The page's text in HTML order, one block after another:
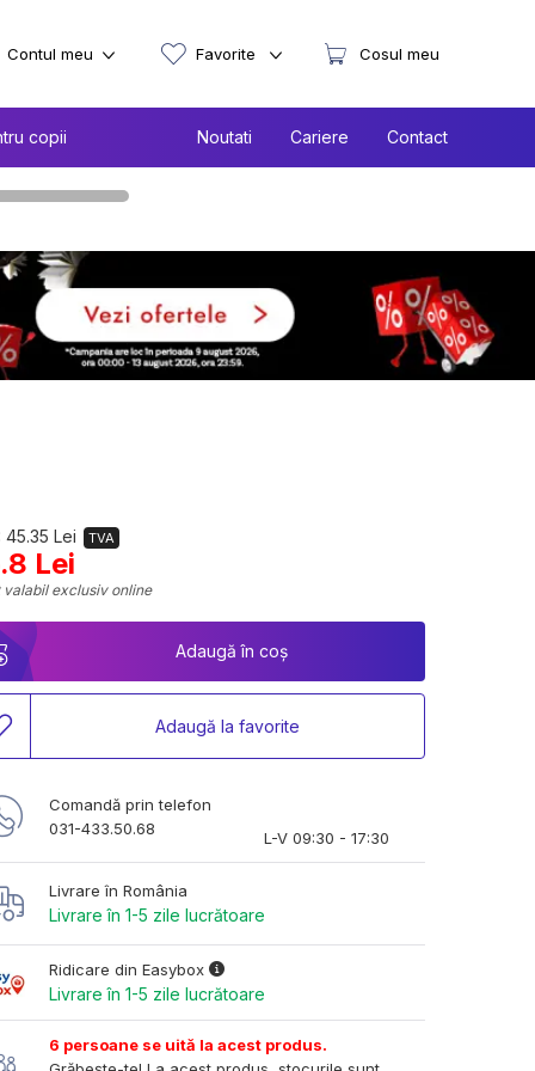
copii Noutati Cariere Contact
Contul meu Favorite Cosul meu
45.35 Lei TVA
Lei
valabil exclusiv online
Adaugă în coș
Adaugă la favorite
Comandă prin telefon
031-433.50.68
L-V 09:30 - 17:30
Livrare în România
Livrare în 1-5 zile lucrătoare
Ridicare din Easybox
Livrare în 1-5 zile lucrătoare
6 persoane se uită la acest produs.